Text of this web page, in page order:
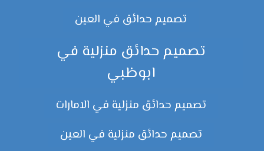
تصميم حدائق في العين
تصميم حدائق منزلية في
ابوظبي
تصميم حدائق منزلية في الامارات
تصميم حدائق منزلية في العين